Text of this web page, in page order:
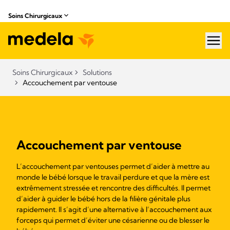
Soins Chirurgicaux
Soins Chirurgicaux
Solutions
Accouchement par ventouse
Accouchement par ventouse
L’accouchement par ventouses permet d’aider à mettre au
monde le bébé lorsque le travail perdure et que la mère est
extrêmement stressée et rencontre des difficultés. Il permet
d’aider à guider le bébé hors de la filière génitale plus
rapidement. Il s’agit d’une alternative à l’accouchement aux
forceps qui permet d’éviter une césarienne ou de blesser le